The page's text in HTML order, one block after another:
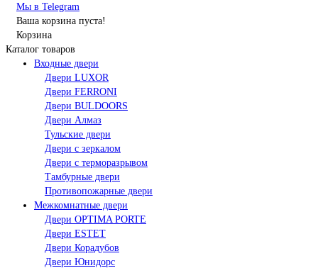
Мы в Telegram
Ваша корзина пуста!
Корзина
Каталог товаров
Входные двери
Двери LUXOR
Двери FERRONI
Двери BULDOORS
Двери Алмаз
Тульские двери
Двери с зеркалом
Двери с терморазрывом
Тамбурные двери
Противопожарные двери
Межкомнатные двери
Двери OPTIMA PORTE
Двери ESTET
Двери Корадубов
Двери Юнидорс